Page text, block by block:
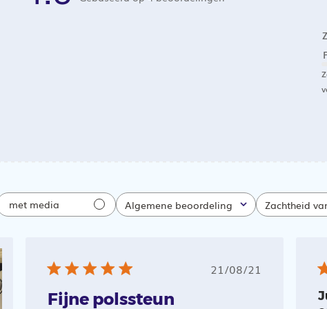
met media Algemene beoordeling
Alle Zachtheid
Alle
Publicatiedatum
21/08/21
Fijne polssteun